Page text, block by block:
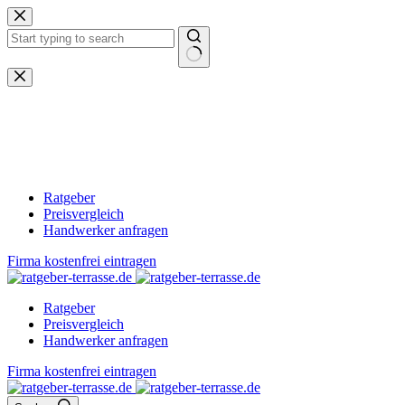
Zum
Inhalt
springen
Keine
Ergebnisse
Ratgeber
Preisvergleich
Handwerker anfragen
Firma kostenfrei eintragen
Ratgeber
Preisvergleich
Handwerker anfragen
Firma kostenfrei eintragen